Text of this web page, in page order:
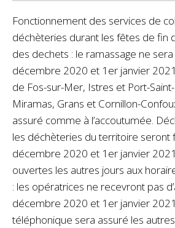
Fonctionnement des services de
déchèteries durant les fêtes de fin
des dechets : le ramassage ne
décembre 2020 et 1er janvier
de Fos-sur-Mer, Istres et Port-
Miramas, Grans et Cornillon-
assuré comme à l’accoutumée.
les déchèteries du territoire seront
décembre 2020 et 1er janvier
ouvertes les autres jours aux
: les opératrices ne recevront pas
décembre 2020 et 1er janvier
téléphonique sera assuré les